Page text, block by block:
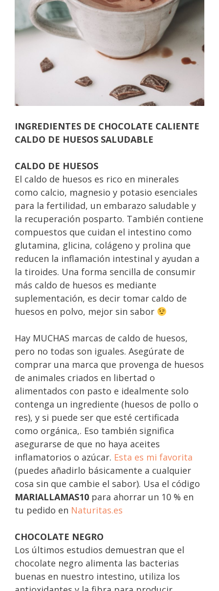
INGREDIENTES DE CHOCOLATE CALIENTE
CALDO DE HUESOS SALUDABLE
CALDO DE HUESOS
El caldo de huesos es rico en minerales
como calcio, magnesio y potasio esenciales
para la fertilidad, un embarazo saludable y
la recuperación posparto. También contiene
compuestos que cuidan el intestino como
glutamina, glicina, colágeno y prolina que
reducen la inflamación intestinal y ayudan a
la tiroides. Una forma sencilla de consumir
más caldo de huesos es mediante
suplementación, es decir tomar caldo de
huesos en polvo, mejor sin sabor
Hay MUCHAS marcas de caldo de huesos,
pero no todas son iguales. Asegúrate de
comprar una marca que provenga de huesos
de animales criados en libertad o
alimentados con pasto e idealmente solo
contenga un ingrediente (huesos de pollo o
res), y si puede ser que esté certificada
como orgánica,. Eso también significa
asegurarse de que no haya aceites
inflamatorios o azúcar. Esta es mi favorita
(puedes añadirlo básicamente a cualquier
cosa sin que cambie el sabor). Usa el código
MARIALLAMAS10 para ahorrar un 10 % en
tu pedido en Naturitas.es
CHOCOLATE NEGRO
Los últimos estudios demuestran que el
chocolate negro alimenta las bacterias
buenas en nuestro intestino, utiliza los